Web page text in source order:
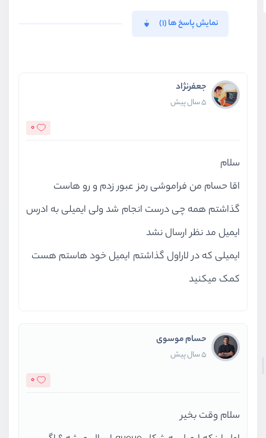
نمایش پاسخ ها (1)
جعفرنژاد
5 سال پیش
0
سلام
اقا حسام من فراموشی رمز عبور زدم و رو هاست
گذاشتم همه چی درست انجام شد ولی ایمیلی به ادرس
ایمیل مد نظر ارسال نشد
ایمیلی که در لاراول گذاشتم ایمیل خود هاستم هست
کمک میکنید
حسام موسوی
5 سال پیش
0
سلام وقت بخیر